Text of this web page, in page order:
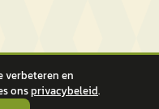
verbeteren en
onsprivacybeleid.